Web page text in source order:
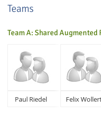
Lab Dresden
Teams
Team A: Shared
Paul Riedel Felix